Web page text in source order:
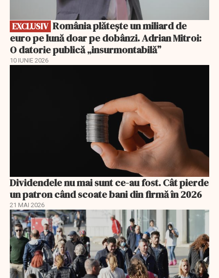
EXCLUSIV
euro pe lună doar pe dobânzi. Adrian Mitroi:
O datorie publică „insurmontabilă”
10 IUNIE 2026
Dividendele nu mai sunt ce-au fost. Cât pierde
un patron când scoate bani din firmă în 2026
21 MAI 2026